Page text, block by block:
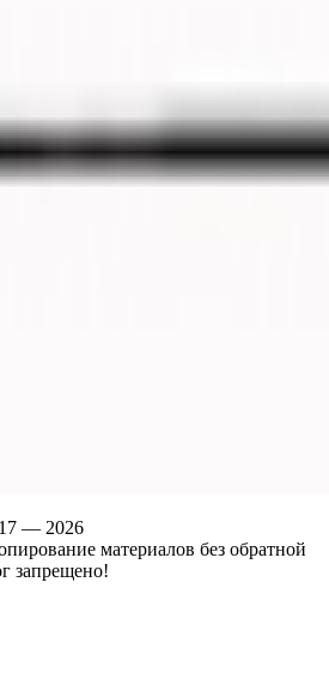
— 2026
материалов без обратной
запрещено!